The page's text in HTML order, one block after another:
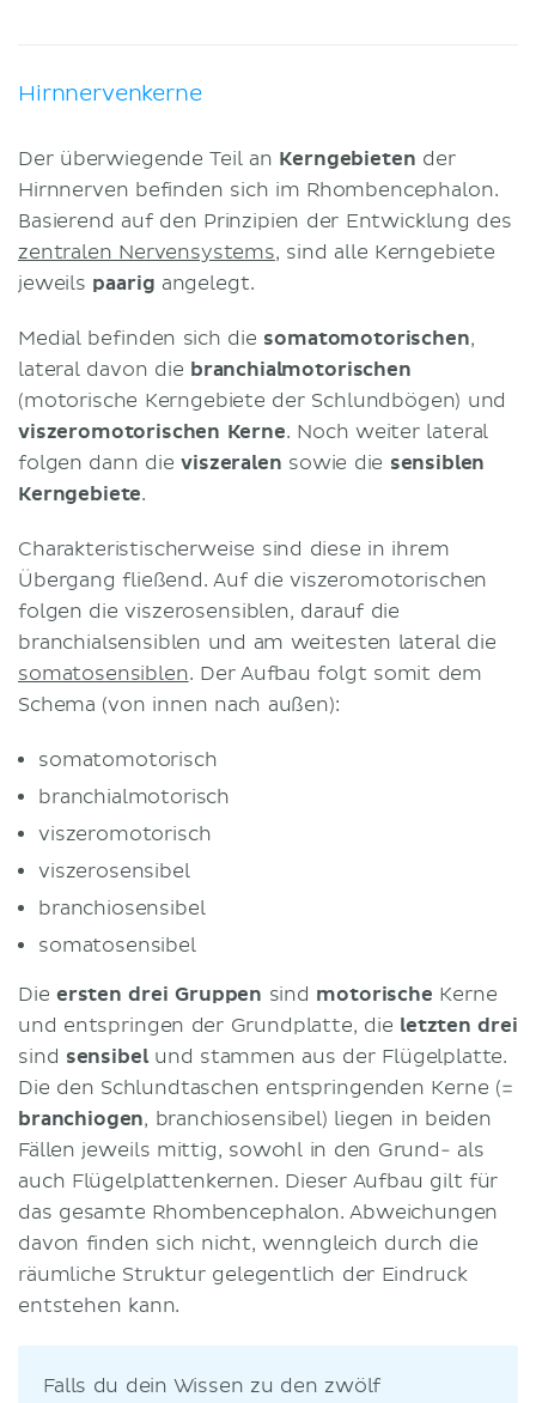
Hirnnervenkerne
Der überwiegende Teil an Kerngebieten der
Hirnnerven befinden sich im Rhombencephalon.
Basierend auf den Prinzipien der Entwicklung des
zentralen Nervensystems, sind alle Kerngebiete
jeweils paarig angelegt.
Medial befinden sich die somatomotorischen,
lateral davon die branchialmotorischen
(motorische Kerngebiete der Schlundbögen) und
viszeromotorischen Kerne. Noch weiter lateral
folgen dann dieviszeralen sowie die sensiblen
Kerngebiete.
Charakteristischerweise sind diese in ihrem
Übergang fließend. Auf die viszeromotorischen
folgen die viszerosensiblen, darauf die
branchialsensiblen und am weitesten lateral die
somatosensiblen. Der Aufbau folgt somit dem
Schema (von innen nach außen):
somatomotorisch
branchialmotorisch
viszeromotorisch
viszerosensibel
branchiosensibel
somatosensibel
Die ersten drei Gruppen sind motorische Kerne
und entspringen der Grundplatte, die letzten drei
sind sensibel und stammen aus der Flügelplatte.
Die den Schlundtaschen entspringenden Kerne (=
branchiogen, branchiosensibel) liegen in beiden
Fällen jeweils mittig, sowohl in den Grund- als
auch Flügelplattenkernen. Dieser Aufbau gilt für
das gesamte Rhombencephalon. Abweichungen
davon finden sich nicht, wenngleich durch die
räumliche Struktur gelegentlich der Eindruck
entstehen kann.
Falls du dein Wissen zu den zwölf